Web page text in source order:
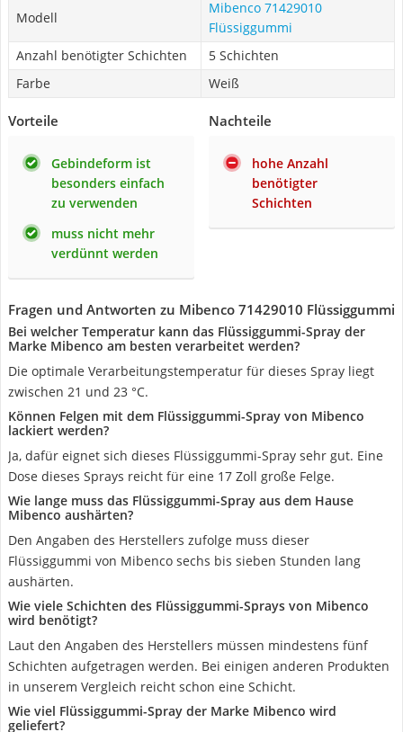
Modell
Mibenco 71429010
Flüssiggummi
Anzahl benötigter Schichten
5 Schichten
Farbe
Weiß
Vorteile
Gebindeform ist
besonders einfach
zu verwenden
muss nicht mehr
verdünnt werden
Nachteile
hohe Anzahl
benötigter
Schichten
Fragen und Antworten zu Mibenco 71429010 Flüssiggummi
Bei welcher Temperatur kann das Flüssiggummi-Spray der
Marke Mibenco am besten verarbeitet werden?
Die optimale Verarbeitungstemperatur für dieses Spray liegt
zwischen 21 und 23 °C.
Können Felgen mit dem Flüssiggummi-Spray von Mibenco
lackiert werden?
Ja, dafür eignet sich dieses Flüssiggummi-Spray sehr gut. Eine
Dose dieses Sprays reicht für eine 17 Zoll große Felge.
Wie lange muss das Flüssiggummi-Spray aus dem Hause
Mibenco aushärten?
Den Angaben des Herstellers zufolge muss dieser
Flüssiggummi von Mibenco sechs bis sieben Stunden lang
aushärten.
Wie viele Schichten des Flüssiggummi-Sprays von Mibenco
wird benötigt?
Laut den Angaben des Herstellers müssen mindestens fünf
Schichten aufgetragen werden. Bei einigen anderen Produkten
in unserem Vergleich reicht schon eine Schicht.
Wie viel Flüssiggummi-Spray der Marke Mibenco wird
geliefert?